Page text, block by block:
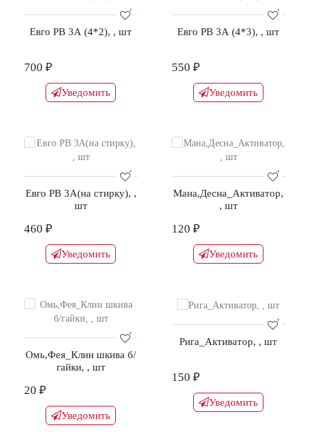
Евго РВ 3А (4*2), , шт
700 ₽
Уведомить
Евго РВ 3А (4*3), , шт
550 ₽
Уведомить
Евго РВ 3А(на стирку), ,
шт
460 ₽
Уведомить
Мана,Десна_Активатор,
, шт
120 ₽
Уведомить
Омь,Фея_Клин шкива б/
гайки, , шт
20 ₽
Уведомить
Рига_Активатор, , шт
150 ₽
Уведомить